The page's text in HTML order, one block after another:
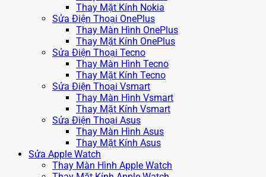
Thay Mặt Kính Nokia
Sửa Điện Thoại OnePlus
Thay Màn Hình OnePlus
Thay Mặt Kính OnePlus
Sửa Điện Thoại Tecno
Thay Màn Hình Tecno
Thay Mặt Kính Tecno
Sửa Điện Thoại Vsmart
Thay Màn Hình Vsmart
Thay Mặt Kính Vsmart
Sửa Điện Thoại Asus
Thay Màn Hình Asus
Thay Mặt Kính Asus
Sửa Apple Watch
Thay Màn Hình Apple Watch